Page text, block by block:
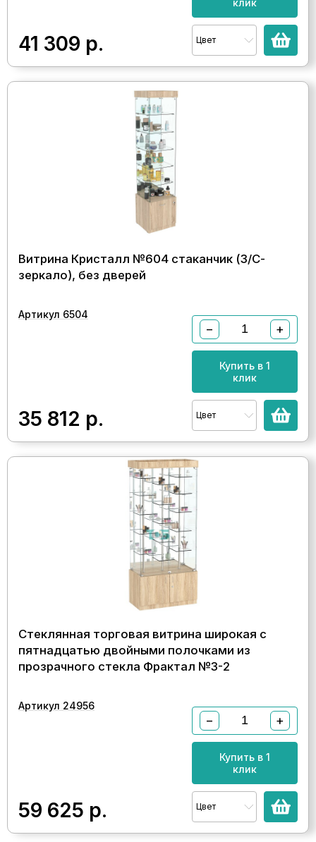
41 309 р. Цвет
Витрина Кристалл №604 стаканчик (З/С-
зеркало), без дверей
Артикул 6504
35 812 р.
− +
Купить в 1
клик
Цвет
Стеклянная торговая витрина широкая с
пятнадцатью двойными полочками из
прозрачного стекла Фрактал №3-2
Артикул 24956
59 625 р.
− +
Купить в 1
клик
Цвет